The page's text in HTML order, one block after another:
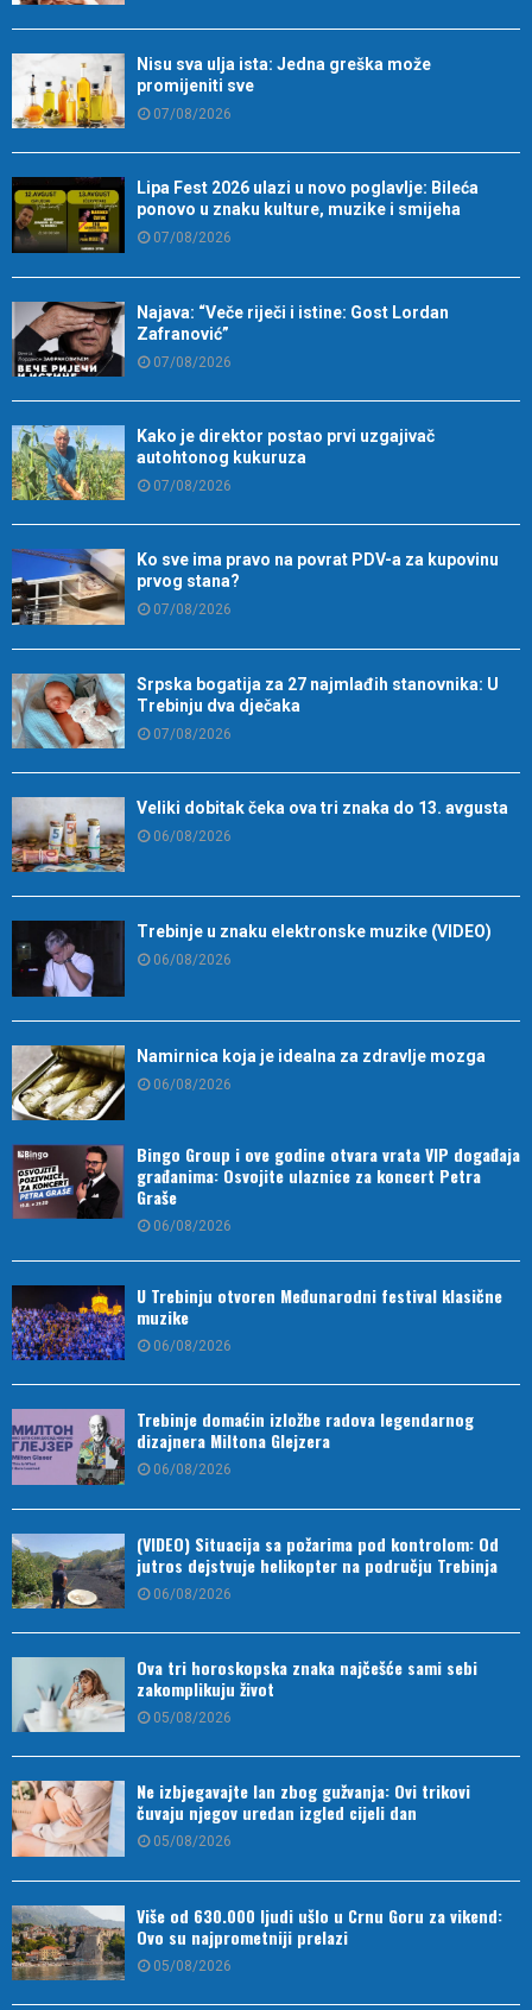
Nisu sva ulja ista: Jedna greška može
promijeniti sve
07/08/2026
Lipa Fest 2026 ulazi u novo poglavlje: Bileća
ponovo u znaku kulture, muzike i smijeha
07/08/2026
Najava: “Veče riječi i istine: Gost Lordan
Zafranović”
07/08/2026
Kako je direktor postao prvi uzgajivač
autohtonog kukuruza
07/08/2026
Ko sve ima pravo na povrat PDV-a za kupovinu
prvog stana?
07/08/2026
Srpska bogatija za 27 najmlađih stanovnika: U
Trebinju dva dječaka
07/08/2026
Veliki dobitak čeka ova tri znaka do 13. avgusta
06/08/2026
Trebinje u znaku elektronske muzike (VIDEO)
06/08/2026
Namirnica koja je idealna za zdravlje mozga
06/08/2026
Bingo Group i ove godine otvara vrata VIP događaja
građanima: Osvojite ulaznice za koncert Petra
Graše
06/08/2026
U Trebinju otvoren Međunarodni festival klasične
muzike
06/08/2026
Trebinje domaćin izložbe radova legendarnog
dizajnera Miltona Glejzera
06/08/2026
(VIDEO) Situacija sa požarima pod kontrolom: Od
jutros dejstvuje helikopter na području Trebinja
06/08/2026
Ova tri horoskopska znaka najčešće sami sebi
zakomplikuju život
05/08/2026
Ne izbjegavajte lan zbog gužvanja: Ovi trikovi
čuvaju njegov uredan izgled cijeli dan
05/08/2026
Više od 630.000 ljudi ušlo u Crnu Goru za vikend:
Ovo su najprometniji prelazi
05/08/2026